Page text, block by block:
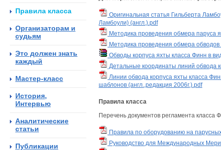
Оригинальная статья Гильберта
Ламбоули) (англ.).pdf
Методика проведения обмера паруса
Методика проведения обмера
Обводы корпуса яхты класса Финн в
Детальные координаты линий обвода
Линии обвода корпуса яхты класса
шаблонов (англ.,редакция 2006г.).pdf
Правила класса
Перечень документов регламента класса
Правила по оборудованию на
Руководство для Международных
Правила класса
Организаторам и
судьям
Это должен знать
каждый
Мастер-класс
История,
Интервью
Аналитические
статьи
Публикации